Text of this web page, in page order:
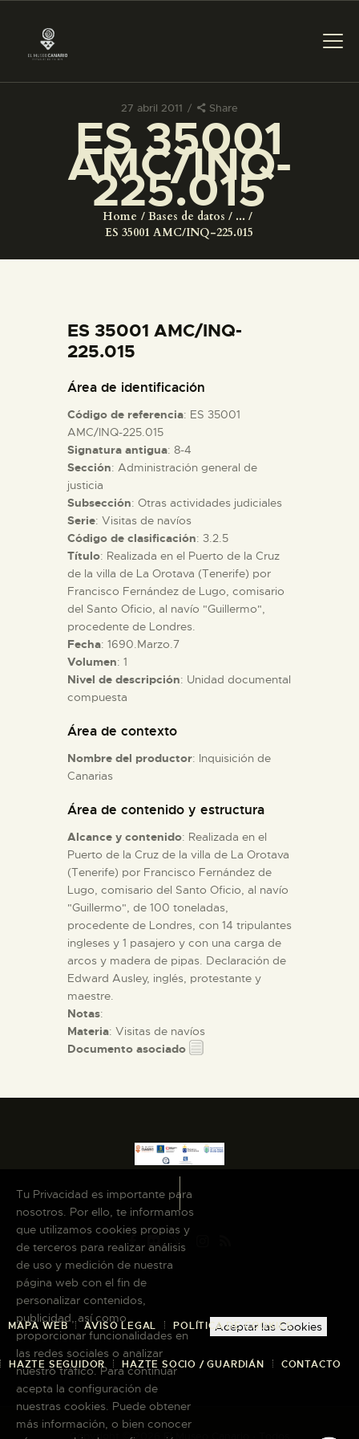
27 abril 2011 Share
ES 35001
AMC/INQ-
225.015
Home Bases de datos
...
ES 35001 AMC/INQ-225.015
PREPARAR LA VISITA
ACTIVIDADES
COLECCIONES
ESPAÑOL
PREPARAR LA VISITA
ACTIVIDADES
█
EL MUSEO
COLECCIONES
ESPAÑOL
ES 35001 AMC/INQ-
225.015
Área de identificación
Código de referencia: ES 35001
AMC/INQ-225.015
Signatura antigua: 8-4
Sección: Administración general de
justicia
Subsección: Otras actividades judiciales
Serie: Visitas de navíos
Código de clasificación: 3.2.5
Título: Realizada en el Puerto de la Cruz
de la villa de La Orotava (Tenerife) por
Francisco Fernández de Lugo, comisario
del Santo Oficio, al navío "Guillermo",
procedente de Londres.
Fecha: 1690.Marzo.7
Volumen: 1
Nivel de descripción: Unidad documental
compuesta
Área de contexto
Nombre del productor: Inquisición de
Canarias
Área de contenido y estructura
Alcance y contenido: Realizada en el
Puerto de la Cruz de la villa de La Orotava
(Tenerife) por Francisco Fernández de
Lugo, comisario del Santo Oficio, al navío
"Guillermo", de 100 toneladas,
procedente de Londres, con 14 tripulantes
ingleses y 1 pasajero y con una carga de
arcos y madera de pipas. Declaración de
Edward Ausley, inglés, protestante y
maestre.
Notas:
Materia: Visitas de navíos
Documento asociado
MAPA WEB AVISO LEGAL POLÍTICA DE COOKIES
HAZTE SEGUIDOR HAZTE SOCIO / GUARDIÁN CONTACTO
Copyright © 2026 El Museo Canario · Todos
Tu Privacidad es importante para
nosotros. Por ello, te informamos
que utilizamos cookies propias y
de terceros para realizar análisis
de uso y medición de nuestra
página web con el fin de
personalizar contenidos,
publicidad, así como
proporcionar funcionalidades en
las redes sociales o analizar
nuestro tráfico. Para continuar
acepta la configuración de
nuestras cookies. Puede obtener
más información, o bien conocer
Aceptar las Cookies